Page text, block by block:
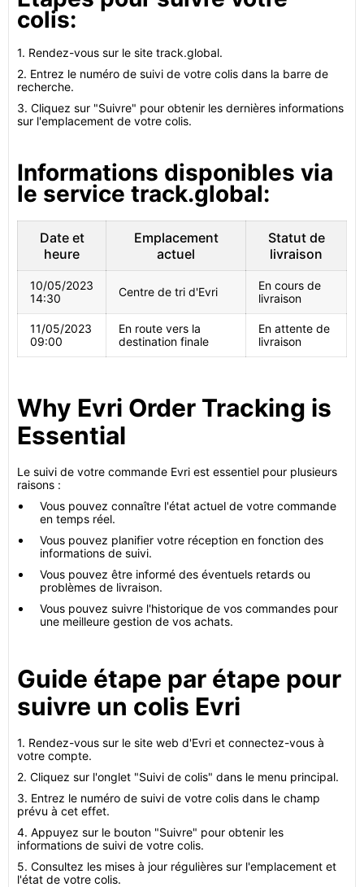
colis:
1. Rendez-vous sur le site track.global.
2. Entrez le numéro de suivi de votre colis dans la barre de
recherche.
3. Cliquez sur "Suivre" pour obtenir les dernières informations
sur l'emplacement de votre colis.
Informations disponibles via
le service track.global:
Date et
heure
Emplacement
actuel
Statut de
livraison
10/05/2023
14:30
Centre de tri d'Evri
En cours de
livraison
11/05/2023
09:00
En route vers la
destination finale
En attente de
livraison
Why Evri Order Tracking is
Essential
Le suivi de votre commande Evri est essentiel pour plusieurs
raisons :
Vous pouvez connaître l'état actuel de votre commande
en temps réel.
Vous pouvez planifier votre réception en fonction des
informations de suivi.
Vous pouvez être informé des éventuels retards ou
problèmes de livraison.
Vous pouvez suivre l'historique de vos commandes pour
une meilleure gestion de vos achats.
Guide étape par étape pour
suivre un colis Evri
1. Rendez-vous sur le site web d'Evri et connectez-vous à
votre compte.
2. Cliquez sur l'onglet "Suivi de colis" dans le menu principal.
3. Entrez le numéro de suivi de votre colis dans le champ
prévu à cet effet.
4. Appuyez sur le bouton "Suivre" pour obtenir les
informations de suivi de votre colis.
5. Consultez les mises à jour régulières sur l'emplacement et
l'état de votre colis.